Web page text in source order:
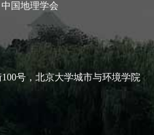
中国地理学会
号，北京大学城市与环境学院